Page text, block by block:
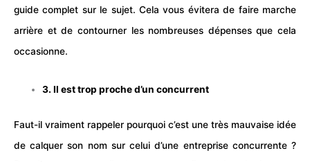
guide complet sur le sujet. Cela vous évitera de faire marche
arrière et de contourner les nombreuses dépenses que cela
occasionne.
3. Il est trop proche d’un concurrent
Faut-il vraiment rappeler pourquoi c’est une très mauvaise idée
de calquer son nom sur celui d’une entrepriseconcurrente ?